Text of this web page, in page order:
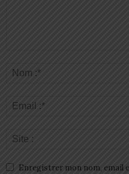
Enregistrer mon nom, email